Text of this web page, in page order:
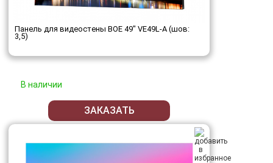
Панель для видеостены BOE 49" VE49L-A (шов:
3,5)
В наличии
ЗАКАЗАТЬ